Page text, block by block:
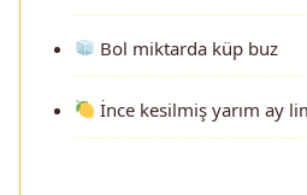
Bol miktarda küp buz
İnce kesilmiş yarım ay